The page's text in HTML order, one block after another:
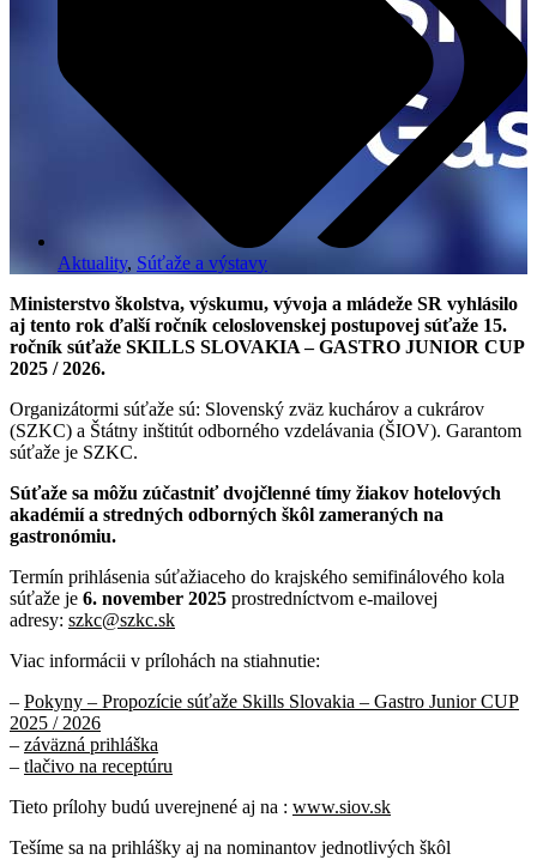
Aktuality, Súťaže a výstavy
Ministerstvo školstva, výskumu, vývoja a mládeže SR vyhlásilo
aj tento rok ďalší ročník celoslovenskej postupovej súťaže 15.
ročník súťaže SKILLS SLOVAKIA – GASTRO JUNIOR CUP
2025 / 2026.
Organizátormi súťaže sú: Slovenský zväz kuchárov a cukrárov
(SZKC) a Štátny inštitút odborného vzdelávania (ŠIOV). Garantom
súťaže je SZKC.
Súťaže sa môžu zúčastniť dvojčlenné tímy žiakov hotelových
akadémií a stredných odborných škôl zameraných na
gastronómiu.
Termín prihlásenia súťažiaceho do krajského semifinálového kola
súťaže je 6. november 2025 prostredníctvom e-mailovej
adresy: szkc@szkc.sk
Viac informácii v prílohách na stiahnutie:
– Pokyny – Propozície súťaže Skills Slovakia – Gastro Junior CUP
2025 / 2026
– záväzná prihláška
– tlačivo na receptúru
Tieto prílohy budú uverejnené aj na : www.siov.sk
Tešíme sa na prihlášky aj na nominantov jednotlivých škôl